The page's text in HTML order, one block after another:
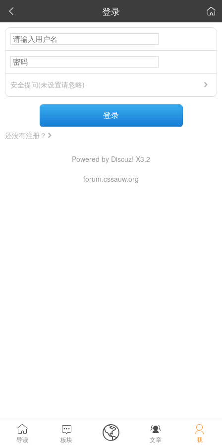
 登录 
安全提问(未设置请忽略)
登录
还没有注册？

导读

板块  
文章

我
Powered by Discuz! X3.2
forum.cssauw.org